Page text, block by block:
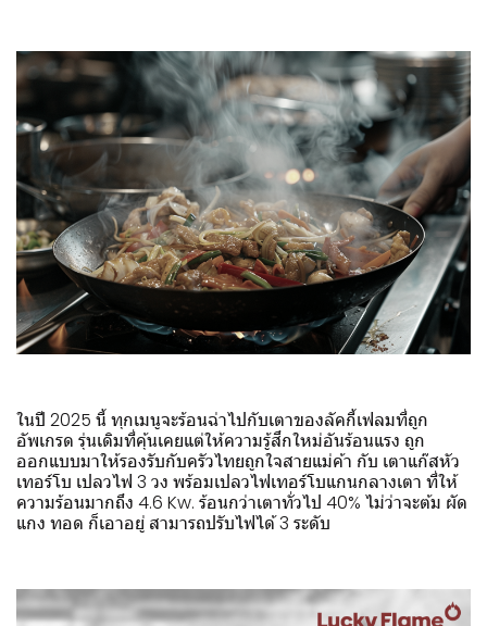
ในปี 2025 นี้ ทุกเมนูจะร้อนฉ่าไปกับเตาของลัคกี้เฟลมที่ถูก
อัพเกรด รุ่นเดิมที่คุ้นเคยแต่ให้ความรู้สึกใหม่อันร้อนแรง ถูก
ออกแบบมาให้รองรับกับครัวไทยถูกใจสายแม่ค้า กับ เตาแก๊สหัว
เทอร์โบ เปลวไฟ 3 วง พร้อมเปลวไฟเทอร์โบแกนกลางเตา ที่ให้
ความร้อนมากถึง 4.6 Kw. ร้อนกว่าเตาทั่วไป 40% ไม่ว่าจะต้ม ผัด
แกง ทอด ก็เอาอยู่ สามารถปรับไฟได้ 3 ระดับ